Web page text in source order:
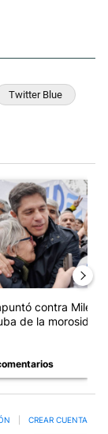
Twitter Blue
a Jorge
de tendencia con
contra Milei
de la morosida...
CREAR CUENTA